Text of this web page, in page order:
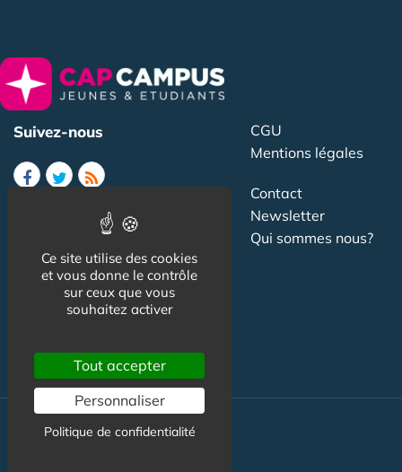
Suivez-nous
CGU
Mentions légales
Contact
Newsletter
Qui sommes nous?
Publicité
Partenariat
Formation
Ce site utilise des cookies
et vous donne le contrôle
sur ceux que vous
souhaitez activer
Tout accepter
Personnaliser
Politique de confidentialité